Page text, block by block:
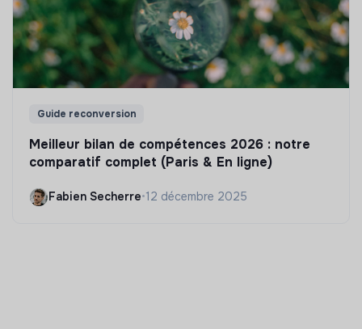
Guide reconversion
Meilleur bilan de compétences 2026 : notre
comparatif complet (Paris & En ligne)
Fabien Secherre•12 décembre 2025